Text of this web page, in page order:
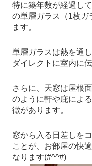
特に築年数が経過し
の単層ガラス（1枚ガ
ます。
単層ガラスは熱を通
ダイレクトに室内に
さらに、天窓は屋根
のように軒や庇によ
徴があります。
窓から入る日差しを
ことが、お部屋の快
なります(#^^#)